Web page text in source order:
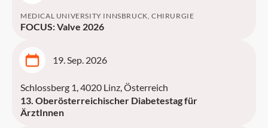
MEDICAL UNIVERSITY INNSBRUCK, CHIRURGIE
FOCUS: Valve 2026
19. Sep. 2026
Schlossberg 1, 4020 Linz, Österreich
13. Oberösterreichischer Diabetestag für
ÄrztInnen